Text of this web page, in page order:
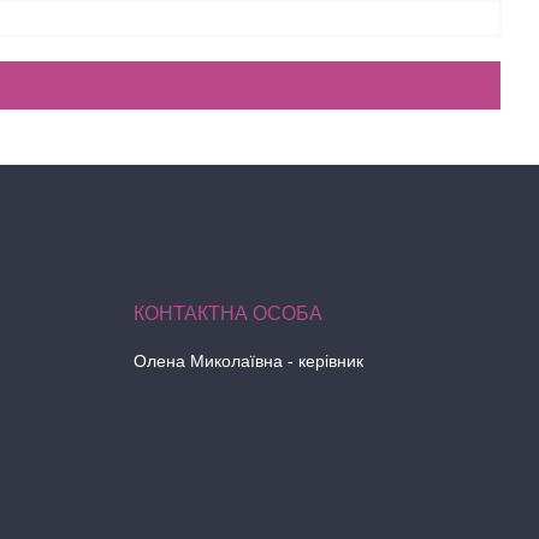
Олена Миколаївна - керівник